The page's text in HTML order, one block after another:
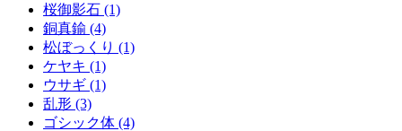
桜御影石 (1)
銅真鍮 (4)
松ぼっくり (1)
ケヤキ (1)
ウサギ (1)
乱形 (3)
ゴシック体 (4)